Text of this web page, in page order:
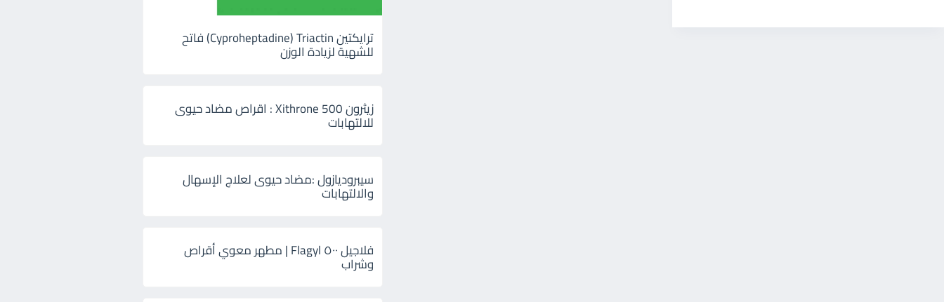
ترايكتين Cyproheptadine) Triactin) فاتح
للشهية لزيادة الوزن
زيثرون 500 Xithrone : اقراص مضاد حيوى
للالتهابات
سيبروديازول :مضاد حيوى لعلاج الإسهال
والالتهابات
فلاجيل ٥٠٠ Flagyl | مطهر معوي أقراص
وشراب